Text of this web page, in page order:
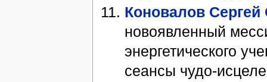
Коновалов Сергей
новоявленный
энергетического
сеансы чудо-